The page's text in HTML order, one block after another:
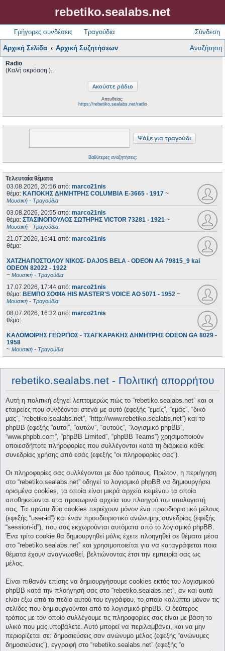
rebetiko.sealabs.net
Γρήγορες συνδέσεις Τραγούδια Σύνδεση
Αρχική Σελίδα Αρχική Συζητήσεων Αναζήτηση
Radio
(Καλή ακρόαση )..
Απευθείας:
https://rebetiko.sealabs.net/radio
Βαθύτερες αναζητήσεις;
Τελευταία θέματα
03.08.2026, 20:56 από: marco21nis
θέμα: ΚΑΠΟΚΗΣ ΔΗΜΗΤΡΗΣ COLUMBIA E-3665 - 1917 ~
Μουσική - Τραγούδια
03.08.2026, 20:55 από: marco21nis
θέμα: ΣΤΑΣΙΝΟΠΟΥΛΟΣ ΣΩΤΗΡΗΣ VICTOR 73281 - 1921 ~
Μουσική - Τραγούδια
21.07.2026, 16:41 από: marco21nis
θέμα:
ΧΑΤΖΗΑΠΟΣΤΟΛΟΥ ΝΙΚΟΣ- DAJOS BELA - ODEON AA 79815_9 kai
ODEON 82022 - 1922
~ Μουσική - Τραγούδια
17.07.2026, 17:44 από: marco21nis
θέμα: ΒΕΜΠΟ ΣΟΦΙΑ HIS MASTER'S VOICE AO 5071 - 1952 ~
Μουσική - Τραγούδια
08.07.2026, 16:32 από: marco21nis
θέμα:
ΚΑΛΟΜΟΙΡΗΣ ΓΕΩΡΓΙΟΣ - ΤΣΑΓΚΑΡΑΚΗΣ ΔΗΜΗΤΡΗΣ ODEON GA 8029 -
1958
~ Μουσική - Τραγούδια
rebetiko.sealabs.net - Πολιτική απορρήτου
Αυτή η πολιτική εξηγεί λεπτομερώς πώς το “rebetiko.sealabs.net” και οι
εταιρείες που συνδέονται στενά με αυτό (εφεξής “εμείς”, “εμάς”, “δικό
μας”, “rebetiko.sealabs.net”, “http://www.rebetiko.sealabs.net”) και το
phpBB (εφεξής “αυτοί”, “αυτών”, “αυτούς”, “λογισμικό phpBB”,
“www.phpbb.com”, “phpBB Limited”, “phpBB Teams”) χρησιμοποιούν
οποιεσδήποτε πληροφορίες που συλλέγονται κατά τη διάρκεια κάθε
συνεδρίας χρήσης από εσάς (εφεξής “οι πληροφορίες σας”).
Οι πληροφορίες σας συλλέγονται με δύο τρόπους. Πρώτον, η περιήγηση
στο “rebetiko.sealabs.net” οδηγεί το λογισμικό phpBB να δημιουργήσει
ορισμένα cookies, τα οποία είναι μικρά αρχεία κειμένου τα οποία
αποθηκεύονται στα προσωρινά αρχεία του πλοηγού του υπολογιστή
σας. Τα πρώτα δύο cookies περιέχουν μόνον ένα προσδιοριστικό μέλους
(εφεξής “user-id”) και έναν προσδιοριστικό ανώνυμης συνεδρίας (εφεξής
“session-id”), που σας εκχωρούνται αυτόματα από το λογισμικό phpBB.
Ένα τρίτο cookie θα δημιουργηθεί μόλις έχετε πλοηγηθεί σε θέματα μέσα
στο “rebetiko.sealabs.net” και χρησιμοποιείται για να καταγράφεται ποια
θέματα έχουν αναγνωσθεί, βελτιώνοντας έτσι την εμπειρία σας ως
μέλος.
Είναι πιθανόν επίσης να δημιουργήσουμε cookies εκτός του λογισμικού
phpBB κατά την πλοήγησή σας στο “rebetiko.sealabs.net”, αν και αυτά
είναι έξω από το πεδίο αυτού του εγγράφου, το οποίο καλύπτει μόνον τις
σελίδες που δημιουργούνται από το λογισμικό phpBB. Ο δεύτερος
τρόπος με τον οποίο συλλέγουμε τις πληροφορίες σας είναι με βάση το
υλικό που μας υποβάλετε. Αυτό μπορεί να περιλαμβάνει, και να μην
περιορίζεται σε: δημοσιεύσεις σαν ανώνυμο μέλος (εφεξής “ανώνυμες
δημοσιεύσεις”), εγγραφή στο “rebetiko.sealabs.net” (εφεξής “ο